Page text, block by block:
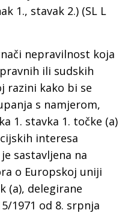
1., stavak 2.) (SL L
nepravilnost koja
ili sudskih
razini kako bi se
s namjerom,
1. stavka 1. točke (a)
interesa
sastavljena na
o Europskoj uniji
(a), delegirane
1971 od 8. srpnja